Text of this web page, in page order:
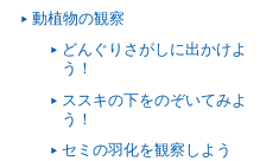
動植物の観察
どんぐりさがしに出かけよ
う！
ススキの下をのぞいてみよ
う！
セミの羽化を観察しよう